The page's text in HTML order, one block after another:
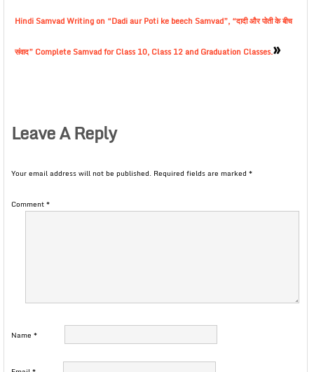
Hindi Samvad Writing on “Dadi aur Poti ke beech Samvad”, “दादी और पोती के बीच
संवाद” Complete Samvad for Class 10, Class 12 and Graduation Classes.»
Leave A Reply
Your email address will not be published. Required fields are marked *
Comment*
Name *